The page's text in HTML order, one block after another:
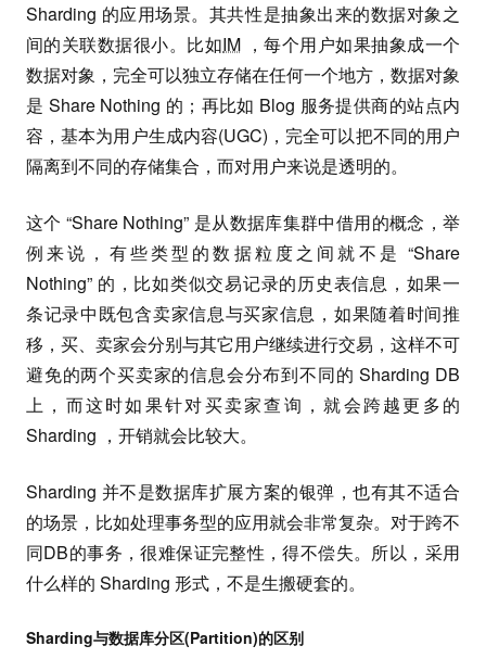
Sharding 的应用场景。其共性是抽象出来的数据对象之
间的关联数据很小。比如IM ，每个用户如果抽象成一个
数据对象，完全可以独立存储在任何一个地方，数据对象
是 Share Nothing 的；再比如 Blog 服务提供商的站点内
容，基本为用户生成内容(UGC)，完全可以把不同的用户
隔离到不同的存储集合，而对用户来说是透明的。
这个 “Share Nothing” 是从数据库集群中借用的概念，举
例来说，有些类型的数据粒度之间就不是 “Share
Nothing” 的，比如类似交易记录的历史表信息，如果一
条记录中既包含卖家信息与买家信息，如果随着时间推
移，买、卖家会分别与其它用户继续进行交易，这样不可
避免的两个买卖家的信息会分布到不同的 Sharding DB
上，而这时如果针对买卖家查询，就会跨越更多的
Sharding ，开销就会比较大。
Sharding 并不是数据库扩展方案的银弹，也有其不适合
的场景，比如处理事务型的应用就会非常复杂。对于跨不
同DB的事务，很难保证完整性，得不偿失。所以，采用
什么样的 Sharding 形式，不是生搬硬套的。
Sharding与数据库分区(Partition)的区别